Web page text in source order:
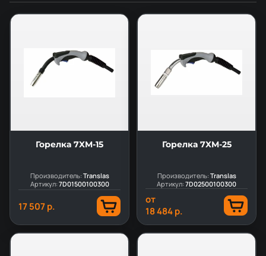
Горелка 7XM-15
Производитель:Translas
Артикул:7D01500100300
17 507 р.
Горелка 7XM-25
Производитель:Translas
Артикул:7D02500100300
от
18 484 р.